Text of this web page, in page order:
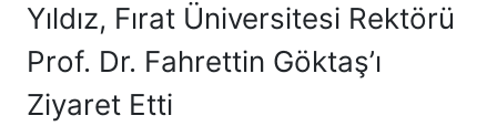
Yıldız, Fırat Üniversitesi Rektörü
Prof. Dr. Fahrettin Göktaş’ı
Ziyaret Etti